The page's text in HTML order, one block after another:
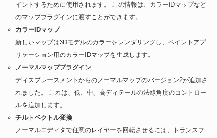
イントするために使用されます。 この情報は、カラーIDマップなど
のマッププラグインに渡すことができます。
カラーIDマップ
新しいマップは3Dモデルのカラーをレンダリングし、ペイントアプ
リケーション用のカラーIDマップを生成します。
ノーマルマッププラグイン
ディスプレースメントからのノーマルマップのバージョン2が追加さ
れました。 これは、低、中、高ディテールの法線角度のコントロー
ルを追加します。
チルトベクトル変換
ノーマルエディタで任意のレイヤーを回転させるには、トランスフ